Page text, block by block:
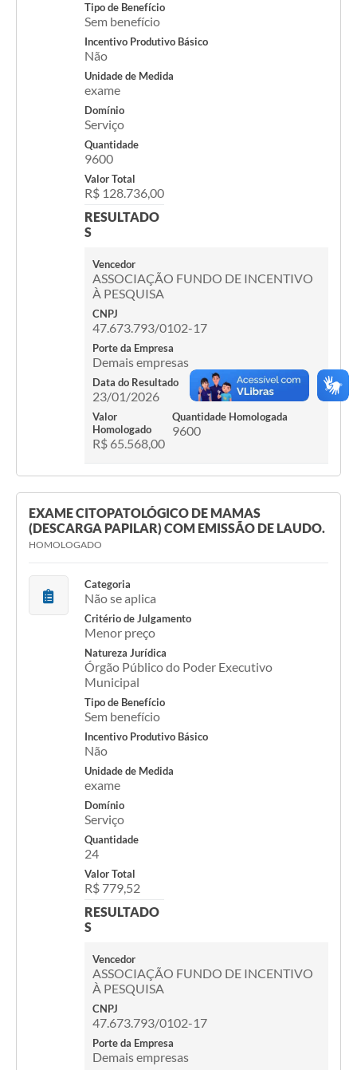
Arquivos para Download
Guarda Civil Municipal (GCM)
Arborização urbana
Manual para arquivo de remessa – NFSe
Lei de Acesso à Informação
Galeria de Vídeos
IPTU Selo Verde
Tipo de Benefício
Sem benefício
Incentivo Produtivo Básico
Não
Unidade de Medida
exame
Domínio
Serviço
Quantidade
9600
Valor Total
R$ 128.736,00
RESULTADO
S
Vencedor
ASSOCIAÇÃO FUNDO DE INCENTIVO
À PESQUISA
CNPJ
47.673.793/0102-17
Porte da Empresa
Demais empresas
Data do Resultado
23/01/2026
Valor
Homologado
R$ 65.568,00
Quantidade Homologada
9600
EXAME CITOPATOLÓGICO DE MAMAS
(DESCARGA PAPILAR) COM EMISSÃO DE LAUDO.
HOMOLOGADO
Categoria
Não se aplica
Critério de Julgamento
Menor preço
Natureza Jurídica
Órgão Público do Poder Executivo
Municipal
Tipo de Benefício
Sem benefício
Incentivo Produtivo Básico
Não
Unidade de Medida
exame
Domínio
Serviço
Quantidade
24
Valor Total
R$ 779,52
RESULTADO
S
Vencedor
ASSOCIAÇÃO FUNDO DE INCENTIVO
À PESQUISA
CNPJ
47.673.793/0102-17
Porte da Empresa
Demais empresas